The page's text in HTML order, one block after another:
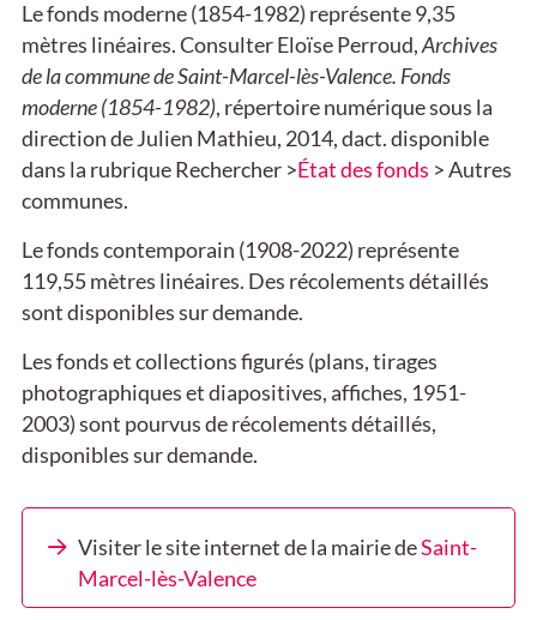
Le fonds moderne (1854-1982) représente 9,35
mètres linéaires. Consulter Eloïse Perroud,Archives
de la commune de Saint-Marcel-lès-Valence. Fonds
moderne (1854-1982), répertoire numérique sous la
direction de Julien Mathieu, 2014, dact. disponible
dans la rubrique Rechercher >État des fonds > Autres
communes.
Le fonds contemporain (1908-2022) représente
119,55 mètres linéaires. Des récolements détaillés
sont disponibles sur demande.
Les fonds et collections figurés (plans, tirages
photographiques et diapositives, affiches, 1951-
2003) sont pourvus de récolements détaillés,
disponibles sur demande.
Visiter le site internet de la mairie deSaint-
Marcel-lès-Valence